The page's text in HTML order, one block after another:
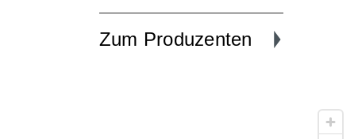
Zum Produzenten